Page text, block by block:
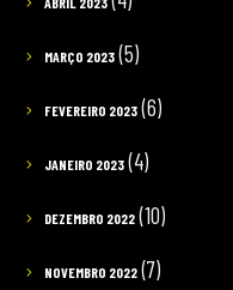
MARÇO 2023(5)
FEVEREIRO 2023(6)
JANEIRO 2023(4)
DEZEMBRO 2022(10)
NOVEMBRO 2022(7)